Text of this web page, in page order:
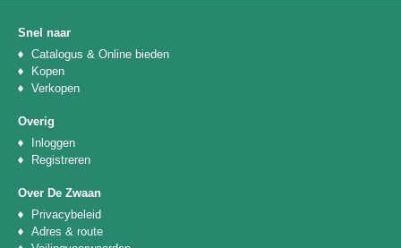
Snel naar
Catalogus & Online bieden
Kopen
Verkopen
Overig
Inloggen
Registreren
Over De Zwaan
Privacybeleid
Adres & route